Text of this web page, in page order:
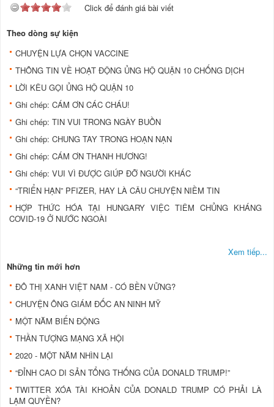
Click để đánh giá bài viết
Theo dòng sự kiện
CHUYỆN LỰA CHỌN VACCINE
THÔNG TIN VỀ HOẠT ĐỘNG ỦNG HỘ QUẬN 10 CHỐNG DỊCH
LỜI KÊU GỌI ỦNG HỘ QUẬN 10
Ghi chép: CÁM ƠN CÁC CHÁU!
Ghi chép: TIN VUI TRONG NGÀY BUỒN
Ghi chép: CHUNG TAY TRONG HOẠN NẠN
Ghi chép: CÁM ƠN THANH HƯƠNG!
Ghi chép: VUI VÌ ĐƯỢC GIÚP ĐỠ NGƯỜI KHÁC
“TRIỂN HẠN” PFIZER, HAY LÀ CÂU CHUYỆN NIỀM TIN
HỢP THỨC HÓA TẠI HUNGARY VIỆC TIÊM CHỦNG KHÁNG
COVID-19 Ở NƯỚC NGOÀI
Xem tiếp...
Những tin mới hơn
ĐÔ THỊ XANH VIỆT NAM - CÓ BỀN VỮNG?
CHUYỆN ÔNG GIÁM ĐỐC AN NINH MỸ
MỘT NĂM BIẾN ĐỘNG
THẦN TƯỢNG MẠNG XÃ HỘI
2020 - MỘT NĂM NHÌN LẠI
“ĐỈNH CAO DI SẢN TỔNG THỐNG CỦA DONALD TRUMP!”
TWITTER XÓA TÀI KHOẢN CỦA DONALD TRUMP CÓ PHẢI LÀ
LẠM QUYỀN?